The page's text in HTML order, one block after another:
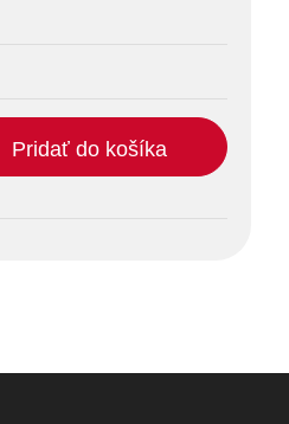
Pridať do košíka